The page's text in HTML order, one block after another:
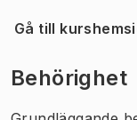
Gå till
(Öppnas i ny flik
Behörighet